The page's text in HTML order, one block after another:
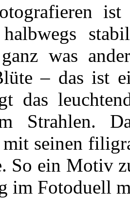
was
– das ist
das
Strahlen.
seinen
So ein Motiv
im Fotoduell